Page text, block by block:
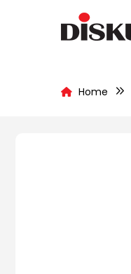
Home